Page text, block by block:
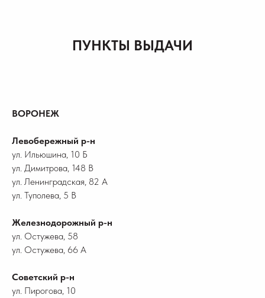
ПУНКТЫ ВЫДАЧИ
ВОРОНЕЖ
Левобережный р-н
ул. Ильюшина, 10 Б
ул. Димитрова, 148 В
ул. Ленинградская, 82 А
ул. Туполева, 5 В
Железнодорожный р-н
ул. Остужева, 58
ул. Остужева, 66 А
Советский р-н
ул. Пирогова, 10